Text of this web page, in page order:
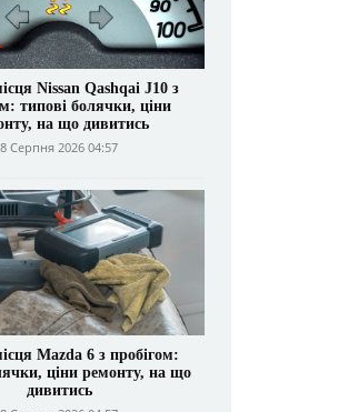
Nissan Qashqai J10 з
типові болячки, ціни
на що дивитись
8 Серпня 2026 04:57
Mazda 6 з пробігом:
ціни ремонту, на що
дивитись